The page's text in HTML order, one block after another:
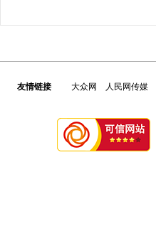
友情链接 大众网 人民网传媒